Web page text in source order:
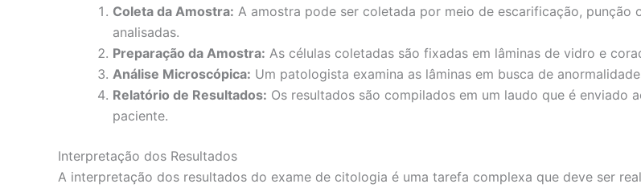
Coleta da Amostra: A amostra pode ser coletada por meio de escarificação, punção
analisadas.
Preparação da Amostra: As células coletadas são fixadas em lâminas de vidro e
Análise Microscópica: Um patologista examina as lâminas em busca de
Relatório de Resultados: Os resultados são compilados em um laudo que é
paciente.
Interpretação dos Resultados
A interpretação dos resultados do exame de citologia é uma tarefa complexa que deve ser